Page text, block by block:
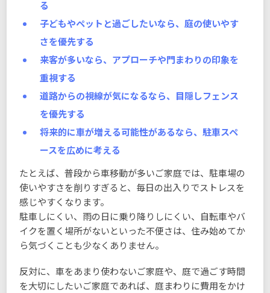
る
子どもやペットと過ごしたいなら、庭の使いやす
さを優先する
来客が多いなら、アプローチや門まわりの印象を
重視する
道路からの視線が気になるなら、目隠しフェンス
を優先する
将来的に車が増える可能性があるなら、駐車スペ
ースを広めに考える
たとえば、普段から車移動が多いご家庭では、駐車場の
使いやすさを削りすぎると、毎日の出入りでストレスを
感じやすくなります。
駐車しにくい、雨の日に乗り降りしにくい、自転車やバ
イクを置く場所がないといった不便さは、住み始めてか
ら気づくことも少なくありません。
反対に、車をあまり使わないご家庭や、庭で過ごす時間
を大切にしたいご家庭であれば、庭まわりに費用をかけ